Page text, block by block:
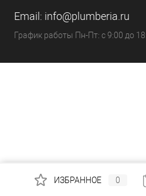
Email: info@plumberia.ru
График работы Пн-Пт: с 9:00 до
ИЗБРАННОЕ 0